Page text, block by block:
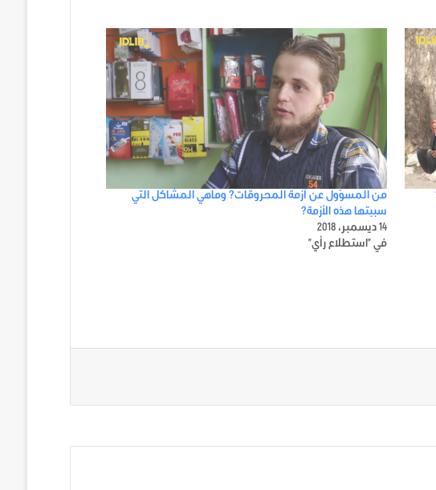
من المسؤول عن أزمة المحروقات؟ وماهي المشاكل التي
سببتها هذه الأزمة؟
14 ديسمبر، 2018
في "استطلاع رأي"